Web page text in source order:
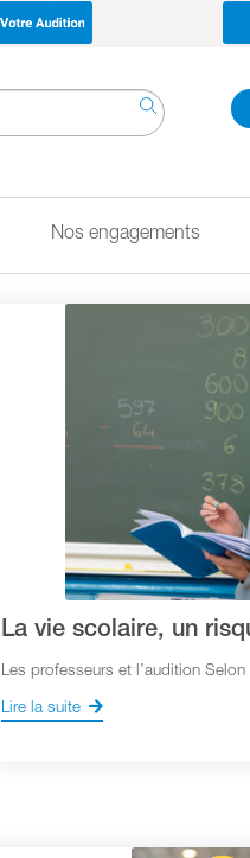
Nos engagements
La vie scolaire, un
Les professeurs et l’audition
Lire la suite